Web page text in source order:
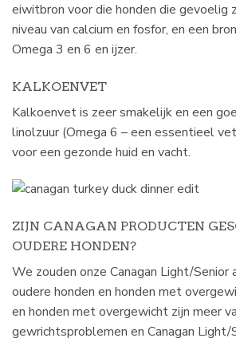
eiwitbron voor die honden die gevoelig
niveau van calcium en fosfor, en een
Omega 3 en 6 en ijzer.
KALKOENVET
Kalkoenvet is zeer smakelijk en een
linolzuur (Omega 6 – een essentieel
voor een gezonde huid en vacht.
ZIJN CANAGAN PRODUCTEN
OUDERE HONDEN?
We zouden onze Canagan Light/Senior
oudere honden en honden met
en honden met overgewicht zijn meer
gewrichtsproblemen en Canagan Light/